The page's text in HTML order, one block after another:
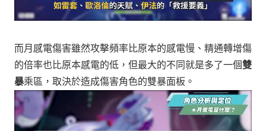
而月感電傷害雖然攻擊頻率比原本的感電慢、精通轉增傷
的倍率也比原本感電的低， 但最大的不同就是多了一個雙
暴乘區，取決於造成傷害角色的雙暴面板。